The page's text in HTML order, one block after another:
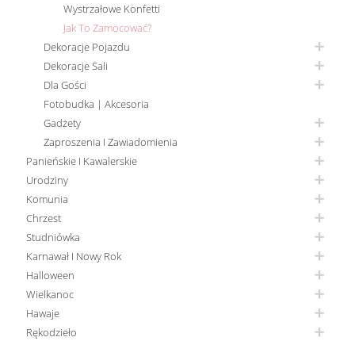
Wystrzałowe Konfetti
Jak To Zamocować?
Dekoracje Pojazdu
Dekoracje Sali
Dla Gości
Fotobudka | Akcesoria
Gadżety
Zaproszenia I Zawiadomienia
Panieńskie I Kawalerskie
Urodziny
Komunia
Chrzest
Studniówka
Karnawał I Nowy Rok
Halloween
Wielkanoc
Hawaje
Rękodzieło